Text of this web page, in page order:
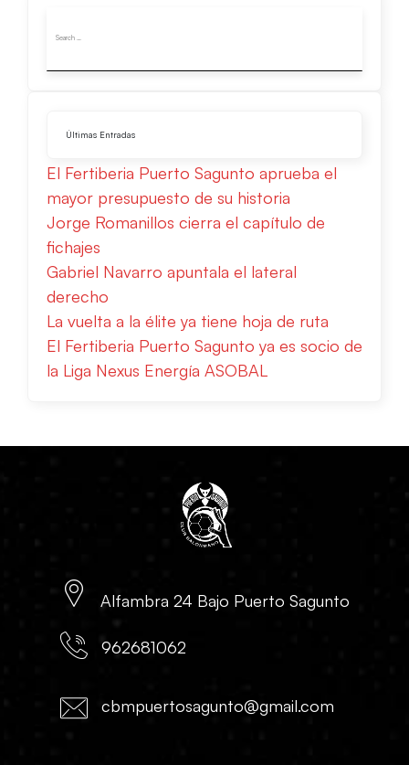
Últimas Entradas
El Fertiberia Puerto Sagunto aprueba el
mayor presupuesto de su historia
Jorge Romanillos cierra el capítulo de
fichajes
Gabriel Navarro apuntala el lateral
derecho
La vuelta a la élite ya tiene hoja de ruta
El Fertiberia Puerto Sagunto ya es socio de
la Liga Nexus Energía ASOBAL
Alfambra 24 Bajo Puerto Sagunto
962681062
cbmpuertosagunto@gmail.com